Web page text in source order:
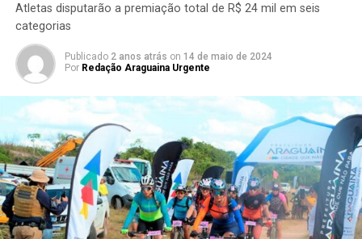
Atletas disputarão a premiação total de R$ 24 mil em seis
categorias
Publicado 2 anos atrás on 14 de maio de 2024
Por Redação Araguaina Urgente